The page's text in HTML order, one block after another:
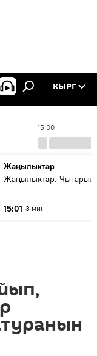
КЫРГ
15:00
Жаңылыктар
Жаңылыктар.
15:01 3 мин